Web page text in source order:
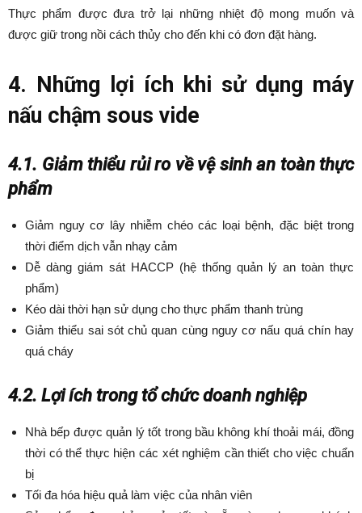
Thực phẩm được đưa trở lại những nhiệt độ mong muốn và
được giữ trong nồi cách thủy cho đến khi có đơn đặt hàng.
4. Những lợi ích khi sử dụng máy
nấu chậm sous vide
4.1. Giảm thiểu rủi ro về vệ sinh an toàn thực
phẩm
Giảm nguy cơ lây nhiễm chéo các loại bệnh, đặc biệt trong
thời điểm dịch vẫn nhạy cảm
Dễ dàng giám sát HACCP (hệ thống quản lý an toàn thực
phẩm)
Kéo dài thời hạn sử dụng cho thực phẩm thanh trùng
Giảm thiểu sai sót chủ quan cùng nguy cơ nấu quá chín hay
quá cháy
4.2. Lợi ích trong tổ chức doanh nghiệp
Nhà bếp được quản lý tốt trong bầu không khí thoải mái, đồng
thời có thể thực hiện các xét nghiệm cần thiết cho việc chuẩn
bị
Tối đa hóa hiệu quả làm việc của nhân viên